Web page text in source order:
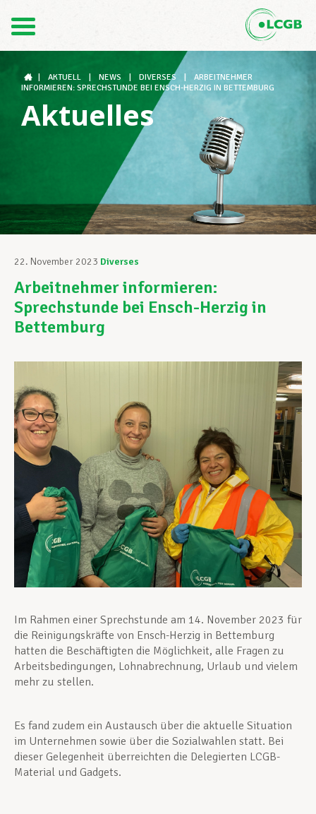
FR
Der LCGB
Gewerkschaftsstrukturen
Unterstützung im Arbeitsalltag
Ihre Rechte
Berufliche Weiterentwicklung
Mitglied werden
Aktuell
AKTUELL NEWS DIVERSES
ARBEITNEHMER
INFORMIEREN: SPRECHSTUNDE BEI ENSCH-HERZIG IN BETTEMBURG
Aktuelles
22. November 2023 Diverses
Arbeitnehmer informieren:
Sprechstunde bei Ensch-Herzig in
Bettemburg
Im Rahmen einer Sprechstunde am 14. November 2023 für
die Reinigungskräfte von Ensch-Herzig in Bettemburg
hatten die Beschäftigten die Möglichkeit, alle Fragen zu
Arbeitsbedingungen, Lohnabrechnung, Urlaub und vielem
mehr zu stellen.
Es fand zudem ein Austausch über die aktuelle Situation
im Unternehmen sowie über die Sozialwahlen statt. Bei
dieser Gelegenheit überreichten die Delegierten LCGB-
Material und Gadgets.